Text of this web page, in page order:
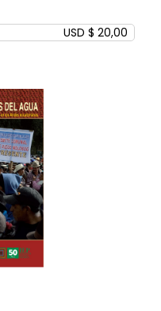
USD $ 20,00